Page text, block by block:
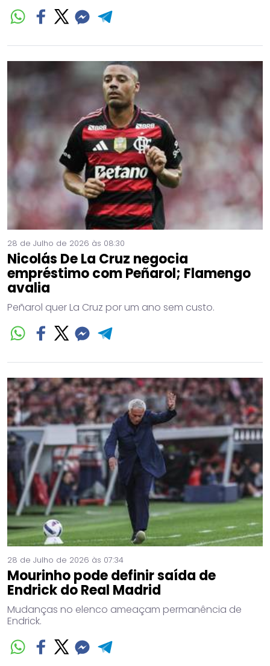
28 de Julho de 2026 às 08:30
Nicolás De La Cruz negocia
empréstimo com Peñarol; Flamengo
avalia
Peñarol quer La Cruz por um ano sem custo.
28 de Julho de 2026 às 07:34
Mourinho pode definir saída de
Endrick do Real Madrid
Mudanças no elenco ameaçam permanência de
Endrick.